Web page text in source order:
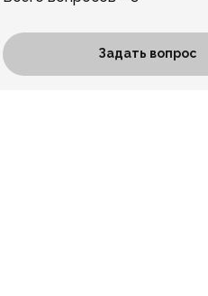
Задать вопрос